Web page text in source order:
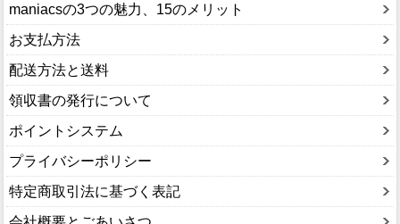
maniacsの3つの魅力、15のメリット
お支払方法
配送方法と送料
領収書の発行について
ポイントシステム
プライバシーポリシー
特定商取引法に基づく表記